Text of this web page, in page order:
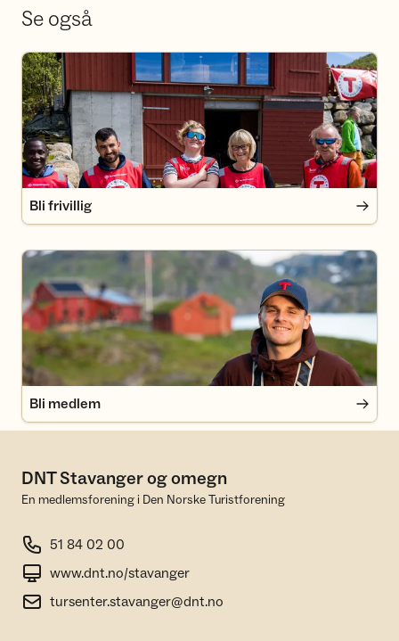
Se også
Bli frivillig
Bli frivillig
Bli medlem
Bli medlem
DNT Stavanger og omegn
En medlemsforening i Den Norske Turistforening
51 84 02 00
www.dnt.no/stavanger
tursenter.stavanger@dnt.no